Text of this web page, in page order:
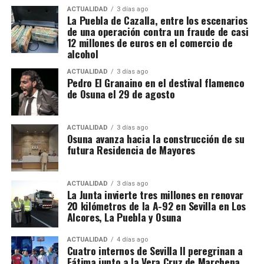
El siglo XIX transforma
definitivamente la relación entre
muralla y ciudad
El proceso de ocupación fue acompañado por otro
fenómeno: la demolición de los tramos que
dificultaban la circulación y la expansión urbana.
territorial. La fase operativa se desarrolló el pasado
14 de julio de 2026 y comprendió nueve entradas y
registros en sociedades mercantiles situadas en La
Puebla de Cazalla, Valencia, Badajoz y Córdoba,
además del registro de un domicilio particular en La
Puebla de Cazalla. La información oficial no precisa,
al menos por ahora, cuántas de las nueve empresas
registradas se encontraban concretamente en el
municipio sevillano, por lo que no sería correcto
atribuir a La Puebla la totalidad de esos registros.
La operación se desarrolló bajo la dirección de la
Sección Civil y de Instrucción del Tribunal de
Instancia de Morón de la Frontera, plaza número 2,
órgano judicial competente en la investigación. La
existencia y actual denominación de este Tribunal
de Instancia está igualmente recogida por el
Ministerio de Justicia.
ACTUALIDAD 3 días ago
La Puebla de Cazalla, entre los escenarios
de una operación contra un fraude de casi
12 millones de euros en el comercio de
alcohol
ACTUALIDAD 3 días ago
Pedro El Granaino en el destival flamenco
de Osuna el 29 de agosto
ACTUALIDAD 3 días ago
Osuna avanza hacia la construcción de su
futura Residencia de Mayores
ACTUALIDAD 3 días ago
La Junta invierte tres millones en renovar
20 kilómetros de la A-92 en Sevilla en Los
Alcores, La Puebla y Osuna
ACTUALIDAD 4 días ago
Cuatro internos de Sevilla II peregrinan a